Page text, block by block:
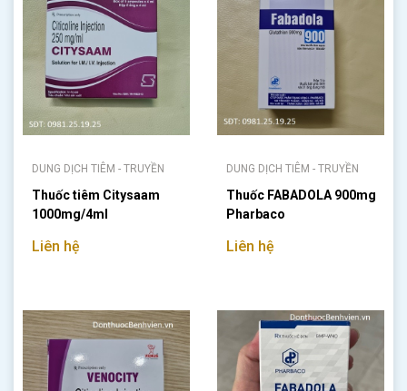
DUNG DỊCH TIÊM - TRUYỀN
Thuốc tiêm Citysaam
1000mg/4ml
Liên hệ
DUNG DỊCH TIÊM - TRUYỀN
Thuốc FABADOLA 900mg
Pharbaco
Liên hệ